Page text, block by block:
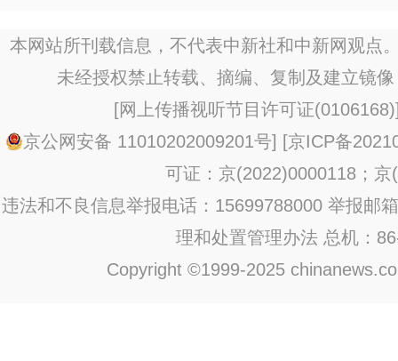
本网站所刊载信息，不代表中新社和中新网观点
未经授权禁止转载、摘编、复制及建立镜
[网上传播视听节目许可证(0106168)
京公网安备 11010202009201号] [京ICP备
可证：京(2022)0000118；京
违法和不良信息举报电话：15699788000 举报邮
理和处置管理办法 总机：
Copyright ©1999-2025